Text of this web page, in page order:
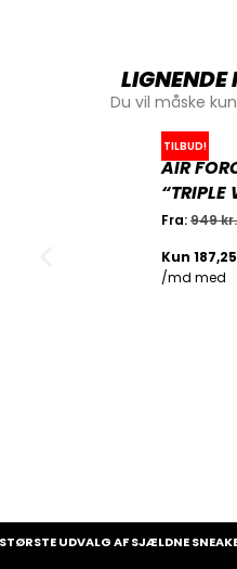
LIGNENDE
Du vil måske
TILBUD!
AIR
“TRIPLE
Fra:949kr.
UDVALG AF SJÆLDNE